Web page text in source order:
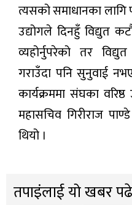
त्यसको समाधानका लागि
उद्योगले दिनहुँ विद्युत
व्यहोर्नुपरेको तर
गराउँदा पनि सुनुवाई
कार्यक्रममा संघका
महासचिव गिरीराज
थियो ।
तपाइंलाई यो खबर